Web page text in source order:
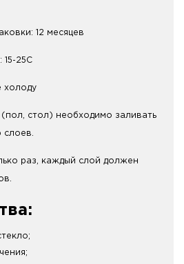
12 месяцев
15-25С
холоду
стол) необходимо заливать
слоев.
раз, каждый слой должен